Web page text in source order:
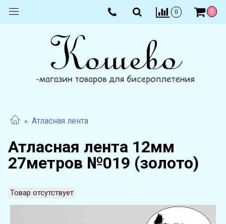
0 0
Атласная лента
Атласная лента 12мм
27метров №019 (золото)
Товар отсутствует